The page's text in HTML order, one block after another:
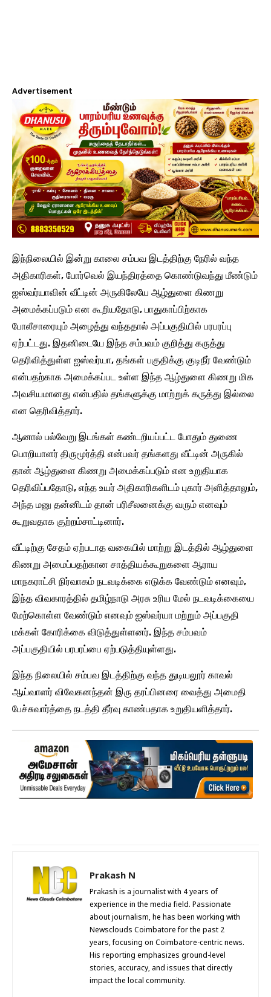
Advertisement
இந்நிலையில் இன்று காலை சம்பவ இடத்திற்கு நேரில் வந்த
அதிகாரிகள், போர்வெல் இயந்திரத்தை கொண்டுவந்து மீண்டும்
ஐஸ்வர்யாவின் வீட்டின் அருகிலேயே ஆழ்துளை கிணறு
அமைக்கப்படும் என கூறியதோடு, பாதுகாப்பிற்காக
போலீசாரையும் அழைத்து வந்ததால் அப்பகுதியில் பரபரப்பு
ஏற்பட்டது. இதனிடையே இந்த சம்பவம் குறித்து கருத்து
தெரிவித்துள்ள ஐஸ்வர்யா, தங்கள் பகுதிக்கு குடிநீர் வேண்டும்
என்பதற்காக அமைக்கப்பட உள்ள இந்த ஆழ்துளை கிணறு மிக
அவசியமானது என்பதில் தங்களுக்கு மாற்றுக் கருத்து இல்லை
என தெரிவித்தார்.
ஆனால் பல்வேறு இடங்கள் கண்டறியப்பட்ட போதும் துணை
பொறியாளர் திருமூர்த்தி என்பவர் தங்களது வீட்டின் அருகில்
தான் ஆழ்துளை கிணறு அமைக்கப்படும் என உறுதியாக
தெரிவிப்பதோடு, எந்த உயர் அதிகாரிகளிடம் புகார் அளித்தாலும்,
அந்த மனு தன்னிடம் தான் பரிசீலனைக்கு வரும் எனவும்
கூறுவதாக குற்றம்சாட்டினார்.
வீட்டிற்கு சேதம் ஏற்படாத வகையில் மாற்று இடத்தில் ஆழ்துளை
கிணறு அமைப்பதற்கான சாத்தியக்கூறுகளை ஆராய
மாநகராட்சி நிர்வாகம் நடவடிக்கை எடுக்க வேண்டும் எனவும்,
இந்த விவகாரத்தில் தமிழ்நாடு அரசு உரிய மேல் நடவடிக்கையை
மேற்கொள்ள வேண்டும் எனவும் ஐஸ்வர்யா மற்றும் அப்பகுதி
மக்கள் கோரிக்கை விடுத்துள்ளனர். இந்த சம்பவம்
அப்பகுதியில் பரபரப்பை ஏற்படுத்தியுள்ளது.
இந்த நிலையில் சம்பவ இடத்திற்கு வந்த துடியலூர் காவல்
ஆய்வாளர் விவேகனந்தன் இரு தரப்பினரை வைத்து அமைதி
பேச்சுவார்த்தை நடத்தி தீர்வு காண்பதாக உறுதியளித்தார்.
Prakash N
Prakash is a journalist with 4 years of
experience in the media field. Passionate
about journalism, he has been working with
Newsclouds Coimbatore for the past 2
years, focusing on Coimbatore-centric news.
His reporting emphasizes ground-level
stories, accuracy, and issues that directly
impact the local community.